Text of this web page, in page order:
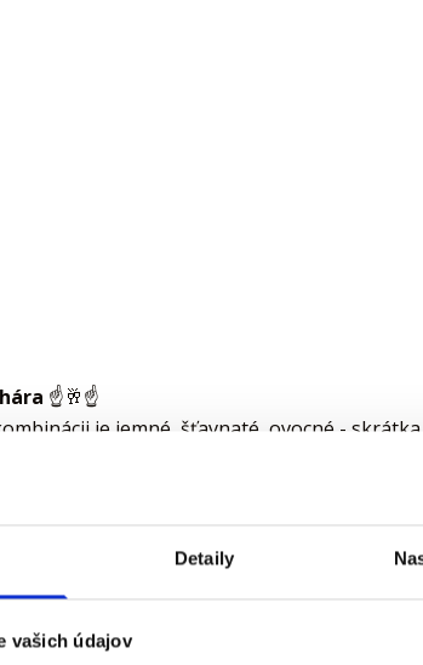
Detaily
vašich údajov
☝️🥂☝️
je jemné, šťavnaté, ovocné -
mäsovými jedlami ako ražničí, čevapčiči